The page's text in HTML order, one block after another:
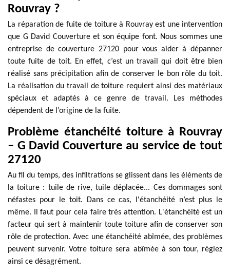
Rouvray ?
La réparation de fuite de toiture à Rouvray est une intervention
que G David Couverture et son équipe font. Nous sommes une
entreprise de couverture 27120 pour vous aider à dépanner
toute fuite de toit. En effet, c’est un travail qui doit être bien
réalisé sans précipitation afin de conserver le bon rôle du toit.
La réalisation du travail de toiture requiert ainsi des matériaux
spéciaux et adaptés à ce genre de travail. Les méthodes
dépendent de l’origine de la fuite.
Problème étanchéité toiture à Rouvray
– G David Couverture au service de tout
27120
Au fil du temps, des infiltrations se glissent dans les éléments de
la toiture : tuile de rive, tuile déplacée... Ces dommages sont
néfastes pour le toit. Dans ce cas, l'étanchéité n’est plus le
même. Il faut pour cela faire très attention. L'étanchéité est un
facteur qui sert à maintenir toute toiture afin de conserver son
rôle de protection. Avec une étanchéité abîmée, des problèmes
peuvent survenir. Votre toiture sera abîmée à son tour, réglez
ainsi ce désagrément.